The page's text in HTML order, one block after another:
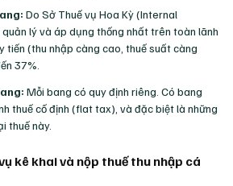
Do Sở Thuế vụ Hoa Kỳ (Internal
lý và áp dụng thống nhất trên toàn lãnh
tiến (thu nhập càng cao, thuế suất càng
37%.
Mỗi bang có quy định riêng. Có bang
thuế cố định (flat tax), và đặc biệt là những
thuế này.
kê khai và nộp thuế thu nhập cá